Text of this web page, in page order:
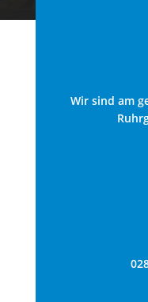
Wir sind am